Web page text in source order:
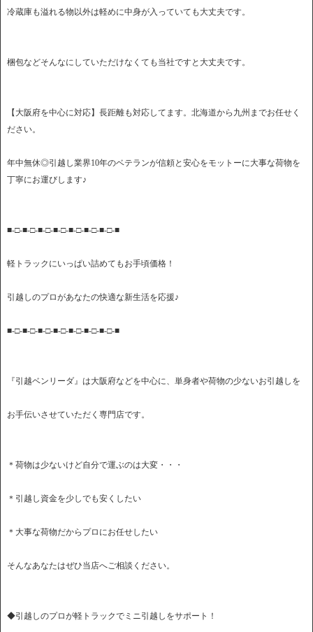
冷蔵庫も溢れる物以外は軽めに中身が入っていても大丈夫です。
梱包などそんなにしていただけなくても当社ですと大丈夫です。
【大阪府を中心に対応】長距離も対応してます。北海道から九州までお任せく
ださい。
年中無休◎引越し業界10年のベテランが信頼と安心をモットーに大事な荷物を
丁寧にお運びします♪
■-□-■-□-■-□-■-□-■-□-■-□-■-□-■
軽トラックにいっぱい詰めてもお手頃価格！
引越しのプロがあなたの快適な新生活を応援♪
■-□-■-□-■-□-■-□-■-□-■-□-■-□-■
『引越ベンリーダ』は大阪府などを中心に、単身者や荷物の少ないお引越しを
お手伝いさせていただく専門店です。
＊荷物は少ないけど自分で運ぶのは大変・・・
＊引越し資金を少しでも安くしたい
＊大事な荷物だからプロにお任せしたい
そんなあなたはぜひ当店へご相談ください。
◆引越しのプロが軽トラックでミニ引越しをサポート！